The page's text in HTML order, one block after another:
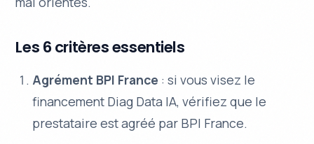
Les 6 critères essentiels
Agrément BPI France : si vous visez le
financement Diag Data IA, vérifiez que le
prestataire est agréé par BPI France.